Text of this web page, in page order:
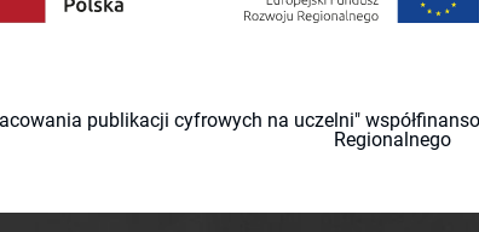
publikacji cyfrowych na uczelni"
Regionalnego